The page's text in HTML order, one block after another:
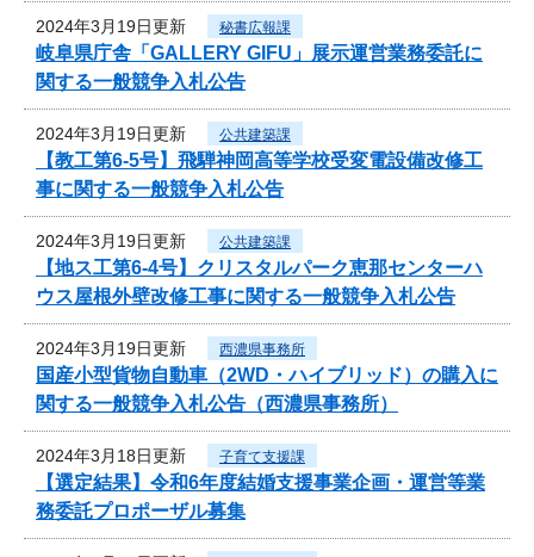
2024年3月19日更新 秘書広報課
岐阜県庁舎「GALLERY GIFU」展示運営業務委託に
関する一般競争入札公告
2024年3月19日更新 公共建築課
【教工第6-5号】飛騨神岡高等学校受変電設備改修工
事に関する一般競争入札公告
2024年3月19日更新 公共建築課
【地ス工第6-4号】クリスタルパーク恵那センターハ
ウス屋根外壁改修工事に関する一般競争入札公告
2024年3月19日更新 西濃県事務所
国産小型貨物自動車（2WD・ハイブリッド）の購入に
関する一般競争入札公告（西濃県事務所）
2024年3月18日更新 子育て支援課
【選定結果】令和6年度結婚支援事業企画・運営等業
務委託プロポーザル募集